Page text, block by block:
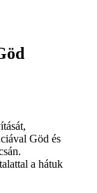
Göd és
a hátuk